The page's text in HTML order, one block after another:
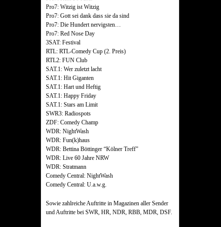
Pro7: Witzig ist Witzig
Pro7: Gott sei dank dass sie da sind
Pro7: Die Hundert nervigsten…
Pro7: Red Nose Day
3SAT: Festival
RTL: RTL-Comedy Cup (2. Preis)
RTL2: FUN Club
SAT.1: Wer zuletzt lacht
SAT.1: Hit Giganten
SAT.1: Hart und Heftig
SAT.1: Happy Friday
SAT.1: Stars am Limit
SWR3: Radiospots
ZDF: Comedy Champ
WDR: NightWash
WDR: Fun(k)haus
WDR: Bettina Böttinger “Kölner Treff”
WDR: Live 60 Jahre NRW
WDR: Stratmann
Comedy Central: NightWash
Comedy Central: U.a.w.g.
Sowie zahlreiche Auftritte in Magazinen aller Sender
und Auftritte bei SWR, HR, NDR, RBB, MDR, DSF.